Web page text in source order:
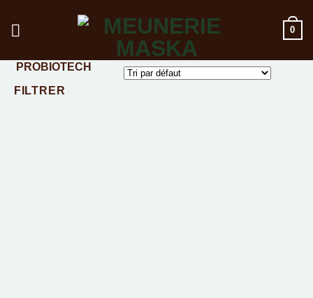
0
PROBIOTECH
FILTRER